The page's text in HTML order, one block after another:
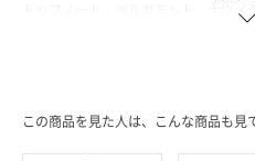
トップノート：ベルガモット、ナツメグ
＜フレグランス／50ml、100ml／全2
この商品を見た人は、こんな商品も見